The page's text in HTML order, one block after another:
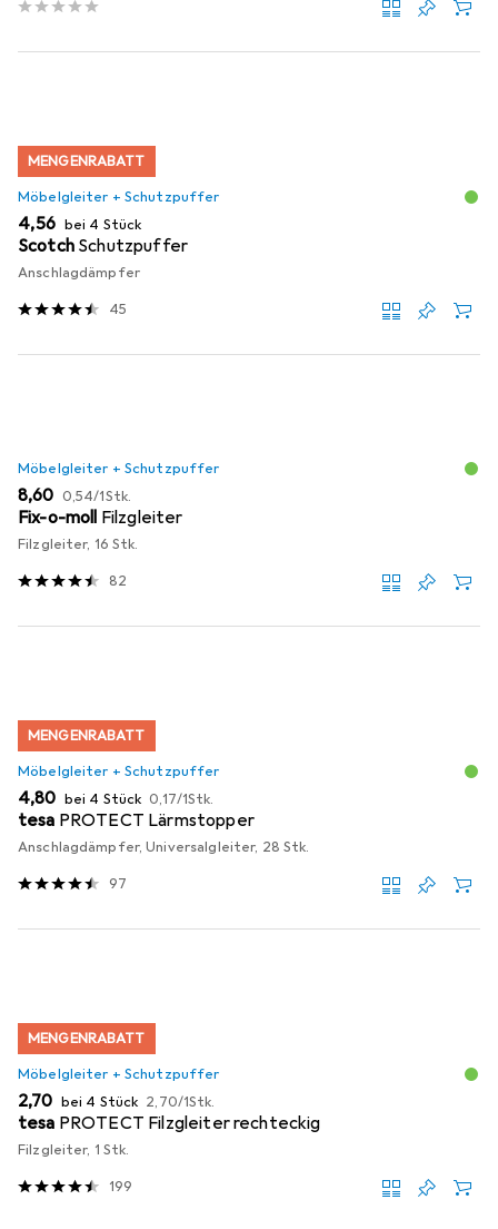
MENGENRABATT
Möbelgleiter + Schutzpuffer
EUR
4,56 bei 4 Stück
Scotch Schutzpuffer
Anschlagdämpfer
45
Möbelgleiter + Schutzpuffer
EUR
8,60 EUR
0,54/1Stk.
Fix-o-moll Filzgleiter
Filzgleiter, 16 Stk.
82
MENGENRABATT
Möbelgleiter + Schutzpuffer
EUR
4,80 bei 4 Stück EUR
0,17/1Stk.
tesa PROTECT Lärmstopper
Anschlagdämpfer, Universalgleiter, 28 Stk.
97
MENGENRABATT
Möbelgleiter + Schutzpuffer
EUR
2,70 bei 4 Stück EUR
2,70/1Stk.
tesa PROTECT Filzgleiter rechteckig
Filzgleiter, 1 Stk.
199